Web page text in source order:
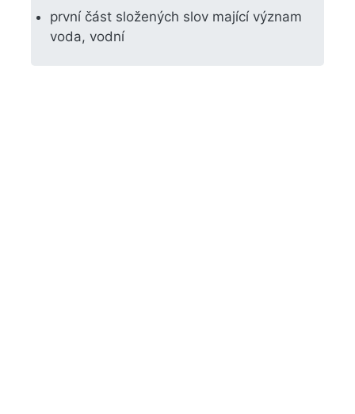
první část složených slov mající význam
voda, vodní